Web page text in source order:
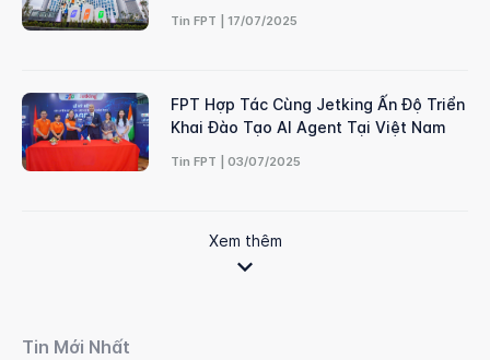
Tin FPT | 17/07/2025
FPT Hợp Tác Cùng Jetking Ấn Độ Triển
Khai Đào Tạo AI Agent Tại Việt Nam
Tin FPT | 03/07/2025
Xem thêm
Tin Mới Nhất